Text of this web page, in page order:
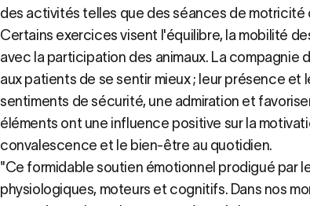
des activités telles que des séances de motricité
Certains exercices visent l'équilibre, la mobilité
avec la participation des animaux. La compagnie
aux patients de se sentir mieux ; leur présence
sentiments de sécurité, une admiration et
éléments ont une influence positive sur la
convalescence et le bien-être au quotidien.
"Ce formidable soutien émotionnel prodigué par
physiologiques, moteurs et cognitifs. Dans nos